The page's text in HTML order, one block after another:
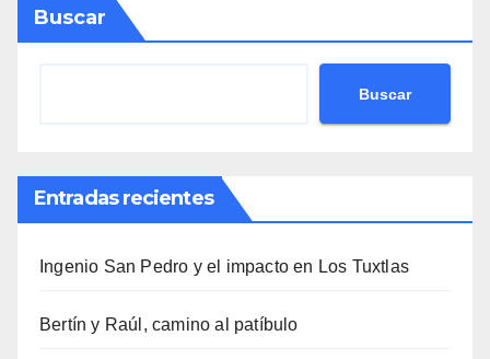
Buscar
Buscar
Entradas recientes
Ingenio San Pedro y el impacto en Los Tuxtlas
Bertín y Raúl, camino al patíbulo